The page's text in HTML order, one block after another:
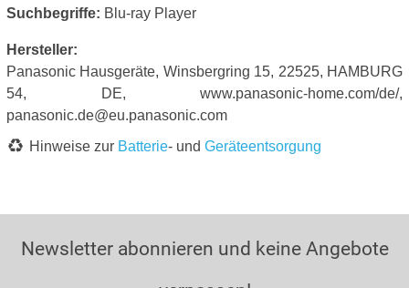
Suchbegriffe: Blu-ray Player
Hersteller:
Panasonic Hausgeräte, Winsbergring 15, 22525, HAMBURG
54, DE, www.panasonic-home.com/de/,
panasonic.de@eu.panasonic.com
Hinweise zur Batterie- und Geräteentsorgung
Newsletter abonnieren und keine Angebote